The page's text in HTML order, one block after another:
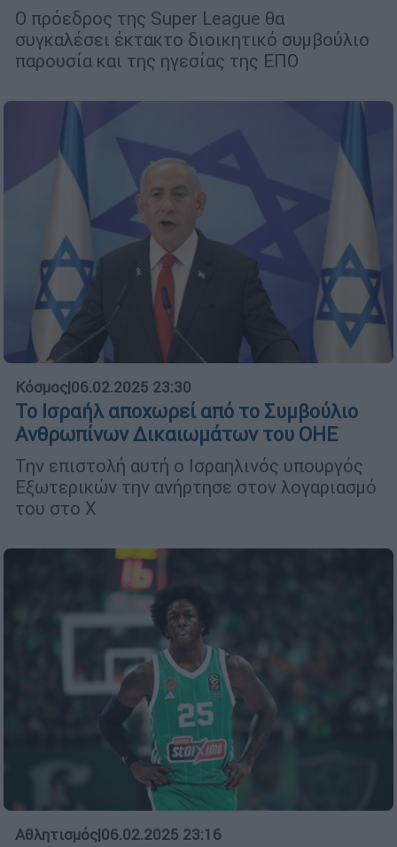
Ο πρόεδρος της Super League θα
συγκαλέσει έκτακτο διοικητικό συμβούλιο
παρουσία και της ηγεσίας της ΕΠΟ
Κόσμος|06.02.2025 23:30
Το Ισραήλ αποχωρεί από το Συμβούλιο
Ανθρωπίνων Δικαιωμάτων του ΟΗΕ
Την επιστολή αυτή ο Ισραηλινός υπουργός
Εξωτερικών την ανήρτησε στον λογαριασμό
του στο Χ
Αθλητισμός|06.02.2025 23:16